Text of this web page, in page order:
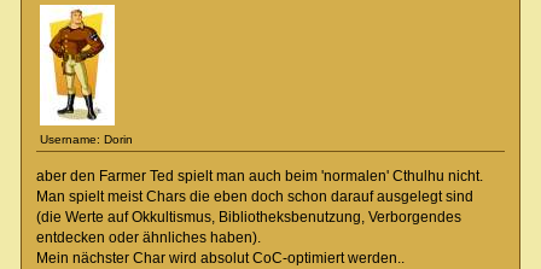
Username: Dorin
aber den Farmer Ted spielt man auch beim 'normalen' Cthulhu nicht.
Man spielt meist Chars die eben doch schon darauf ausgelegt sind
(die Werte auf Okkultismus, Bibliotheksbenutzung, Verborgendes
entdecken oder ähnliches haben).
Mein nächster Char wird absolut CoC-optimiert werden..